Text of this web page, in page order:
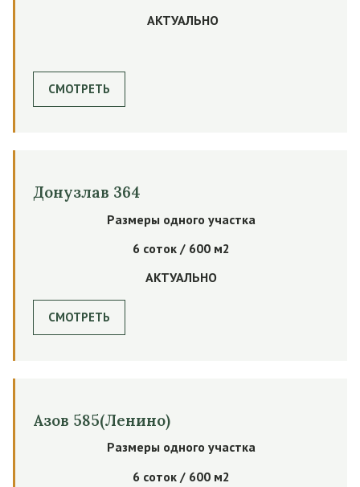
АКТУАЛЬНО
СМОТРЕТЬ
Донузлав 364
Размеры одного участка
6 соток / 600 м2
АКТУАЛЬНО
СМОТРЕТЬ
Азов 585(Ленино)
Размеры одного участка
6 соток / 600 м2